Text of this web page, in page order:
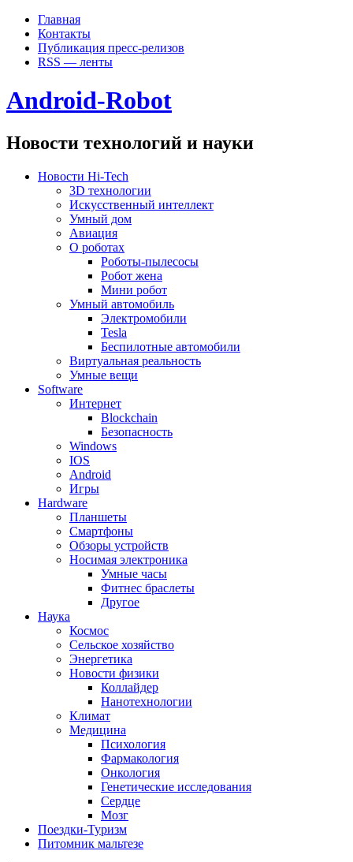
Главная
Контакты
Публикация пресс-релизов
RSS — ленты
Android-Robot
Новости технологий и науки
Новости Hi-Tech
3D технологии
Искусственный интеллект
Умный дом
Авиация
О роботах
Роботы-пылесосы
Робот жена
Мини робот
Умный автомобиль
Электромобили
Tesla
Беспилотные автомобили
Виртуальная реальность
Умные вещи
Software
Интернет
Blockchain
Безопасность
Windows
IOS
Android
Игры
Hardware
Планшеты
Смартфоны
Обзоры устройств
Носимая электроника
Умные часы
Фитнес браслеты
Другое
Наука
Космос
Сельское хозяйство
Энергетика
Новости физики
Коллайдер
Нанотехнологии
Климат
Медицина
Психология
Фармакология
Онкология
Генетические исследования
Сердце
Мозг
Поездки-Туризм
Питомник мальтезе